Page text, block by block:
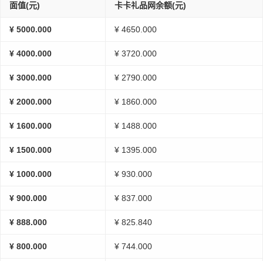
面值(元) 卡卡礼品网余额(元)
¥ 5000.000 ¥ 4650.000
¥ 4000.000 ¥ 3720.000
¥ 3000.000 ¥ 2790.000
¥ 2000.000 ¥ 1860.000
¥ 1600.000 ¥ 1488.000
¥ 1500.000 ¥ 1395.000
¥ 1000.000 ¥ 930.000
¥ 900.000 ¥ 837.000
¥ 888.000 ¥ 825.840
¥ 800.000 ¥ 744.000